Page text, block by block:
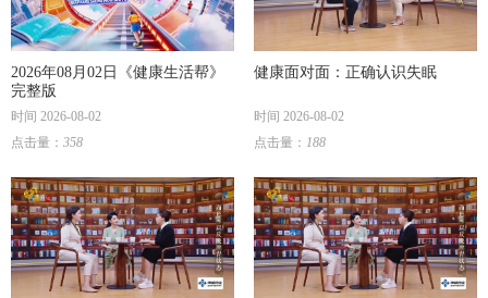
2026年08月02日《健康生活帮》
完整版
时间 2026-08-02
点击量： 358
健康面对面：正确认识失眠
时间 2026-08-02
点击量： 188